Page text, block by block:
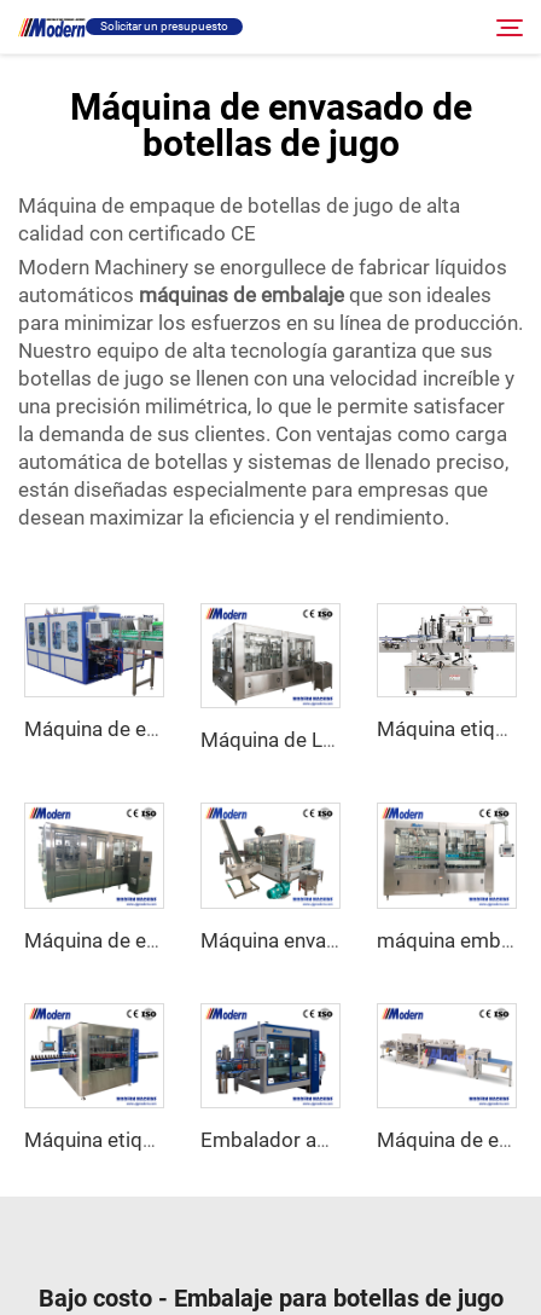
Solicitar un presupuesto
Llenado Y Empaque
Acerca
Vídeo
Contacto
Sitio RU
Máquina de envasado de
botellas de jugo
Máquina de empaque de botellas de jugo de alta
calidad con certificado CE
Modern Machinery se enorgullece de fabricar líquidos
automáticos máquinas de embalaje que son ideales
para minimizar los esfuerzos en su línea de producción.
Nuestro equipo de alta tecnología garantiza que sus
botellas de jugo se llenen con una velocidad increíble y
una precisión milimétrica, lo que le permite satisfacer
la demanda de sus clientes. Con ventajas como carga
automática de botellas y sistemas de llenado preciso,
están diseñadas especialmente para empresas que
desean maximizar la eficiencia y el rendimiento.
Máquina de embalaje envolvente de cartón
Máquina de Llenado de Bebidas Carbonatadas para Botellas PET Máquina etiquetadora adhesiva automática
Máquina de enlatado de cerveza Máquina envasadora de cerveza máquina embotelladora de agua de 5 litros
Máquina etiquetadora autoadhesiva rotativa de alta velocidad Embalador automático Máquina de envoltura retráctil lineal
Bajo costo - Embalaje para botellas de jugo